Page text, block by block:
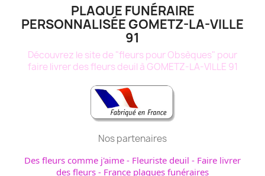
PLAQUE FUNÉRAIRE
PERSONNALISÉE GOMETZ-LA-VILLE
91
Découvrez le site de "fleurs pour Obsèques" pour
faire livrer des fleurs deuil à GOMETZ-LA-VILLE 91
Nos partenaires
Des fleurs comme j'aime - Fleuriste deuil - Faire livrer
des fleurs - France plaques funéraires